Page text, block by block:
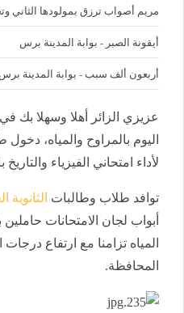
مريم أصواب ترزق بمولودها الثاني
أيقونة الصبر - بوابة المدينة برس
أربعون ألف سبب - بوابة المدينة برس
عزيزي الزائر أهلا وسهلا بك
اليوم بالمراوح والمياه، دخول
لأداء امتحاني الفيزياء
توافد طلاب وطالبات الثانوية
أبواب لجان الامتحانات
المياه تزامنا مع ارتفاع
المحافظة.